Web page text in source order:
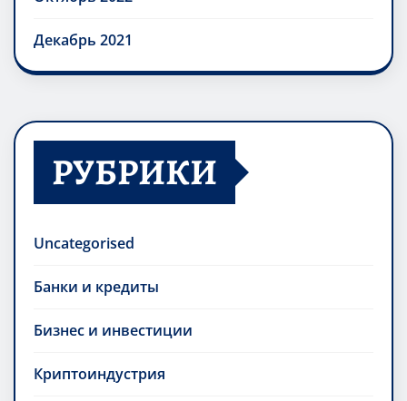
Декабрь 2021
РУБРИКИ
Uncategorised
Банки и кредиты
Бизнес и инвестиции
Криптоиндустрия